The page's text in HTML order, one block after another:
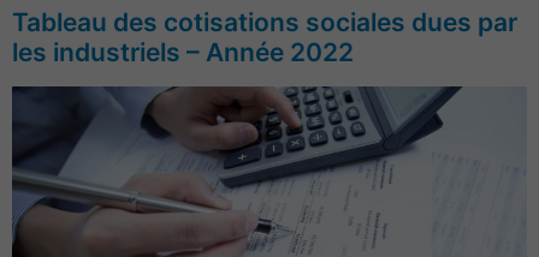
Tableau des cotisations sociales dues par
les industriels – Année 2022